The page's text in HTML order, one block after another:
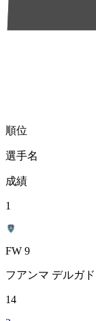
順位
選手名
成績
1
FW 9
フアンマ デルガド
14